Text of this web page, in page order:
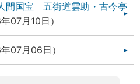
間国宝 五街道雲助・古今亭
07月10日
07月06日